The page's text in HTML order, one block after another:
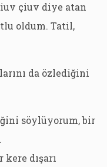
çiuv diye atan
oldum. Tatil,
da özlediğini
söylüyorum, bir
dışarı